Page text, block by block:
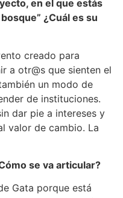
en el que estás
¿Cuál es su
creado para
a otr@s que sienten el
un modo de
de instituciones.
dar pie a intereses y
valor de cambio. La
se va articular?
Gata porque está